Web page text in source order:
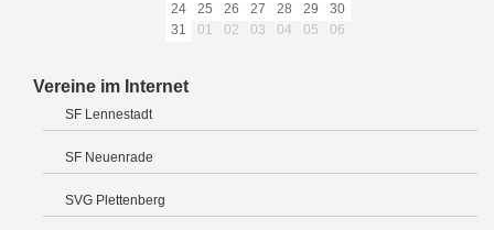
24
25 26 27 28 29
30
31
01 02 03 04 05 06
Vereine im Internet
SF Lennestadt
SF Neuenrade
SVG Plettenberg